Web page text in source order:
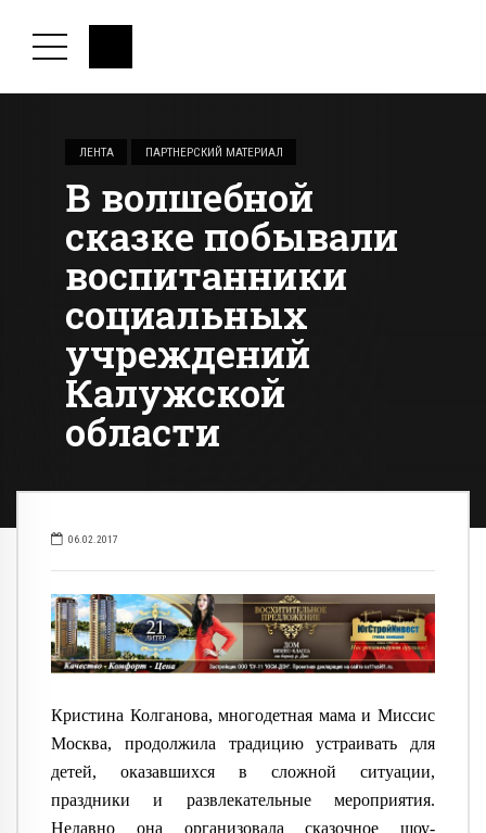
ЛЕНТА ПАРТНЕРСКИЙ МАТЕРИАЛ
В волшебной
сказке побывали
воспитанники
социальных
учреждений
Калужской
области
06.02.2017
Кристина Колганова, многодетная мама и Миссис
Москва, продолжила традицию устраивать для
детей, оказавшихся в сложной ситуации,
праздники и развлекательные мероприятия.
Недавно она организовала сказочное шоу-